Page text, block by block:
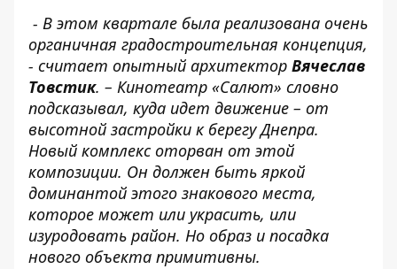
- В этом квартале была реализована очень
органичная градостроительная концепция,
- считает опытный архитектор Вячеслав
Товстик. – Кинотеатр «Салют» словно
подсказывал, куда идет движение – от
высотной застройки к берегу Днепра.
Новый комплекс оторван от этой
композиции. Он должен быть яркой
доминантой этого знакового места,
которое может или украсить, или
изуродовать район. Но образ и посадка
нового объекта примитивны.